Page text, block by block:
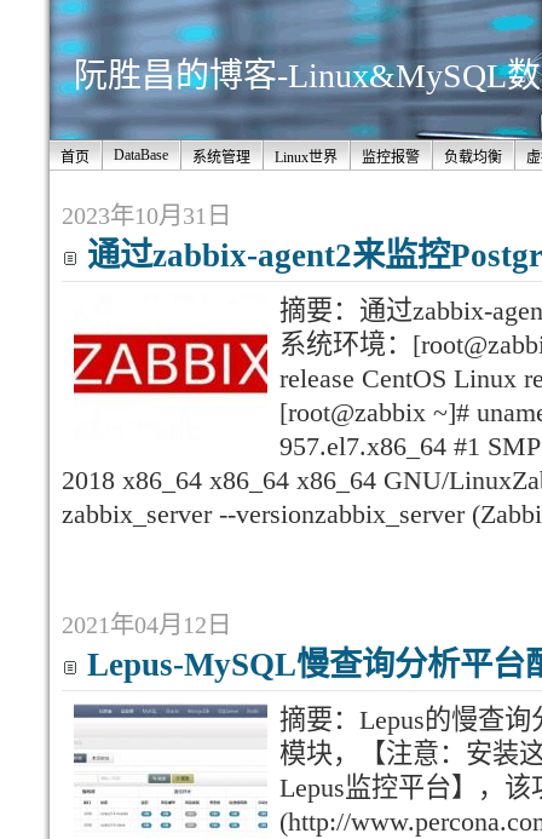
阮胜昌的博客-Linux&MySQL
首页 DataBase 系统管理 Linux世界 监控报警 负载均衡
2023年10月31日
通过zabbix-agent2来监控
摘要：通过zabbix-
系统环境：
release CentOS Linux
[root@zabbix ~]#
957.el7.x86_64 #1
2018 x86_64 x86_64 x86_64 GNU/
zabbix_server --versionzabbix_server
2021年04月12日
Lepus-MySQL慢查询分析平台
摘要：Lepus的慢查
模块，【注意：安装
Lepus监控平台】，该
(http://